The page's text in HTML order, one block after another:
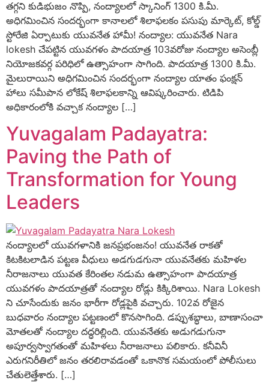
తగ్గని కుడిభుజం నొప్పి, నంద్యాలలో స్కానింగ్ 1300 కి.మీ.
అధిగమించిన సందర్భంగా కానాలలో శిలాఫలకం పసుపు మార్కెట్, కోల్డ్
స్టోరేజి ఏర్పాటుకు యువనేత హామీ! నంద్యాల: యువనేత Nara
lokesh చేపట్టిన యువగళం పాదయాత్ర 103వరోజు నంద్యాల అసెంబ్లీ
నియోజకవర్గ పరిధిలో ఉత్సాహంగా సాగింది. పాదయాత్ర 1300 కి.మీ.
మైలురాయిని అధిగమించిన సందర్భంగా నంద్యాల యాతం ఫంక్షన్
హాలు సమీపాన లోకేష్ శిలాఫలకాన్ని ఆవిష్కరించారు. టిడిపి
అధికారంలోకి వచ్చాక నంద్యాల […]
Yuvagalam Padayatra:
Paving the Path of
Transformation for Young
Leaders
నంద్యాలలో యువగళానికి జనప్రభంజనం! యువనేత రాకతో
కిటకిటలాడిన పట్టణ వీధులు అడగుడగునా యువనేతకు మహిళల
నీరాజనాలు యువత కేరింతల నడుమ ఉత్సాహంగా పాదయాత్ర
యువగళం పాదయాత్రతో నంద్యాల రోడ్లు కిక్కిరిశాయి. Nara Lokesh
ని చూసేందుకు జనం భారీగా రోడ్లపైకి వచ్చారు. 102వ రోజైన
బుధవారం నంద్యాల పట్టణంలో కొనసాగింది. డప్పుశబ్ధాలు, బాణాసంచా
మోతలతో నంద్యాల దద్ధరిల్లింది. యువనేతకు అడుగడుగునా
అపూర్వస్వాగతంతో మహిళలు నీరాజనాలు పలికారు. కనీవినీ
ఎరుగనిరీతిలో జనం తరలిరావడంతో ఒకానొక సమయంలో పోలీసులు
చేతులెత్తేశారు. […]